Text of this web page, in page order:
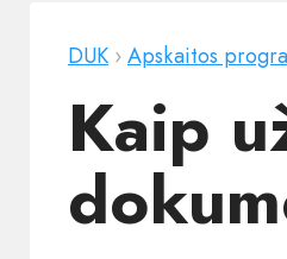
DUK ›Apskaitos
Kaip